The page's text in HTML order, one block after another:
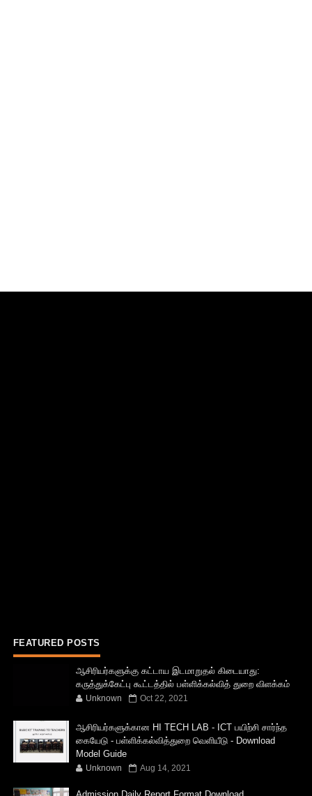
FEATURED POSTS
ஆசிரியர்களுக்கு கட்டாய இடமாறுதல் கிடையாது:
கருத்துக்கேட்பு கூட்டத்தில் பள்ளிக்கல்வித் துறை விளக்கம்
Unknown Oct 22, 2021
ஆசிரியர்களுக்கான HI TECH LAB - ICT பயிற்சி சார்ந்த
கையேடு - பள்ளிக்கல்வித்துறை வெளியீடு - Download
Model Guide
Unknown Aug 14, 2021